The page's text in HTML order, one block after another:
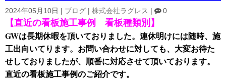
2024年05月10日 ブログ 株式会社ラグレス 0
【直近の看板施工事例 看板種類別】
GWは長期休暇を頂いておりました。連休明けには随時、施
工出向いてります。お問い合わせに対しても、大変お待た
せしておりましたが、順番に対応させて頂いております。
直近の看板施工事例のご紹介です。